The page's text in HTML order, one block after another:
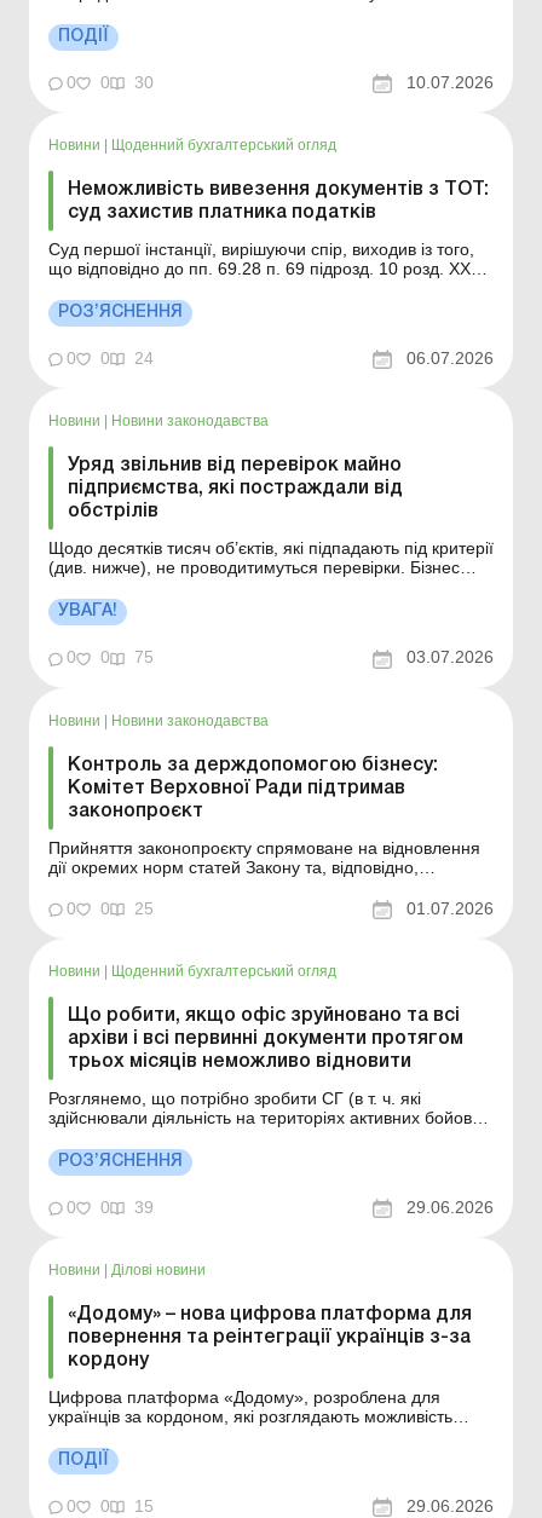
бойових дій: що відомо стосовно компенсації та
відшкодування збитків? Уряд удосконалив механізм
отримання компенсації за пошкоджене або знище...
ПОДІЇ
0 0 30 10.07.2026
Новини Щоденний бухгалтерський огляд
Неможливість вивезення документів з ТОТ:
суд захистив платника податків
Суд першої інстанції, вирішуючи спір, виходив із того,
що відповідно до пп. 69.28 п. 69 підрозд. 10 розд. ХХ
провадили діяльність на територіях активних бойових
дій або на тимчасово окупованих територіях України і
РОЗ’ЯСНЕННЯ
0 0 24 06.07.2026
Новини Новини законодавства
Уряд звільнив від перевірок майно
підприємства, які постраждали від
обстрілів
Щодо десятків тисяч об’єктів, які підпадають під критерії
(див. нижче), не проводитимуться перевірки. Бізнес
проходженні контрольних процедур. Водночас
держконтроль зберігається там, де йдеться про життя
та здоров’я людей, захист довкілля, безпе...
УВАГА!
0 0 75 03.07.2026
Новини | Новини законодавства
Контроль за держдопомогою бізнесу:
Комітет Верховної Ради підтримав
законопроєкт
Прийняття законопроєкту спрямоване на відновлення
дії окремих норм статей Закону та, відповідно,
удосконалення проведення моніторингу державної
допомоги суб’єктам господарювання, здійснення
конкуренції, за...
0 0 25 01.07.2026
Новини | Щоденний бухгалтерський огляд
Що робити, якщо офіс зруйновано та всі
архіви і всі первинні документи протягом
трьох місяців неможливо відновити
Розглянемо, що потрібно зробити СГ (в т. ч. які
здійснювали діяльність на територіях активних бойових
України), офіси яких зруйновані і відповідно всі архіви,
всі первинні документи протягом трьох місяців
РОЗ’ЯСНЕННЯ
0 0 39 29.06.2026
Новини Ділові новини
«Додому» – нова цифрова платформа для
повернення та реінтеграції українців з-за
кордону
Цифрова платформа «Додому», розроблена для
українців за кордоном, які розглядають можливість
режимі. Більше за темою: Вагітність працівниці за
кордоном: дії роботодавця Які дії роботодавця в разі
неповернення заброньованого працівника...
ПОДІЇ
0 0 15 29.06.2026